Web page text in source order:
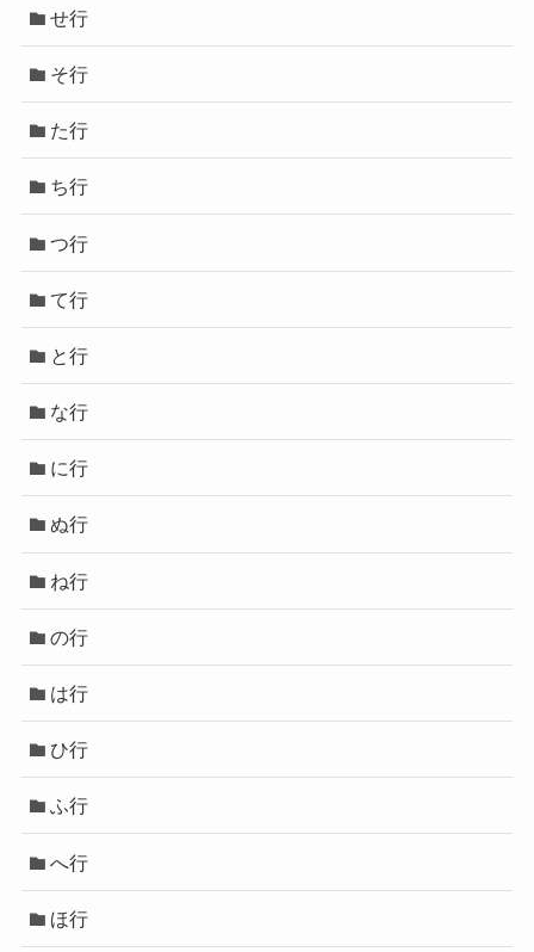
せ行
そ行
た行
ち行
つ行
て行
と行
な行
に行
ぬ行
ね行
の行
は行
ひ行
ふ行
へ行
ほ行